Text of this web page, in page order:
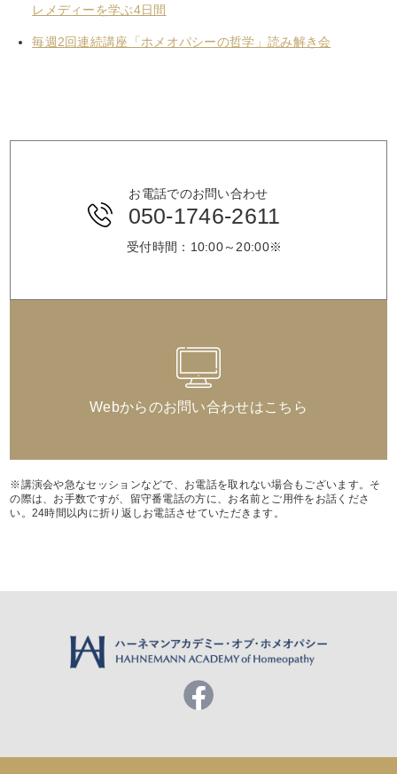
レメディーを学ぶ4日間
毎週2回連続講座「ホメオパシーの哲学」読み解き会
お電話でのお問い合わせ
050-1746-2611
受付時間：10:00～20:00※
Webからのお問い合わせはこちら
※講演会や急なセッションなどで、お電話を取れない場合もございます。そ
の際は、お手数ですが、留守番電話の方に、お名前とご用件をお話くださ
い。24時間以内に折り返しお電話させていただきます。